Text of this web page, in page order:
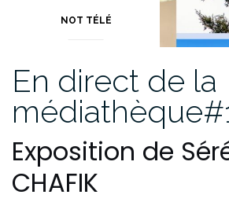
NOT TÉLÉ
En direct de la
Exposition de
CHAFIK